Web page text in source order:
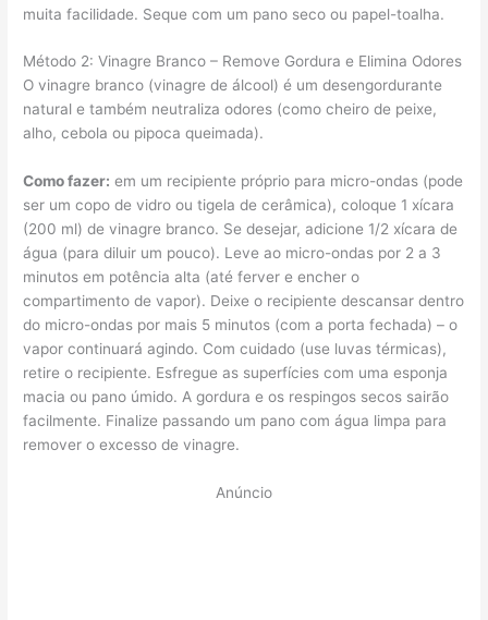
muita facilidade. Seque com um pano seco ou papel-toalha.
Método 2: Vinagre Branco – Remove Gordura e Elimina Odores
O vinagre branco (vinagre de álcool) é um desengordurante
natural e também neutraliza odores (como cheiro de peixe,
alho, cebola ou pipoca queimada).
Como fazer: em um recipiente próprio para micro-ondas (pode
ser um copo de vidro ou tigela de cerâmica), coloque 1 xícara
(200 ml) de vinagre branco. Se desejar, adicione 1/2 xícara de
água (para diluir um pouco). Leve ao micro-ondas por 2 a 3
minutos em potência alta (até ferver e encher o
compartimento de vapor). Deixe o recipiente descansar dentro
do micro-ondas por mais 5 minutos (com a porta fechada) – o
vapor continuará agindo. Com cuidado (use luvas térmicas),
retire o recipiente. Esfregue as superfícies com uma esponja
macia ou pano úmido. A gordura e os respingos secos sairão
facilmente. Finalize passando um pano com água limpa para
remover o excesso de vinagre.
Anúncio